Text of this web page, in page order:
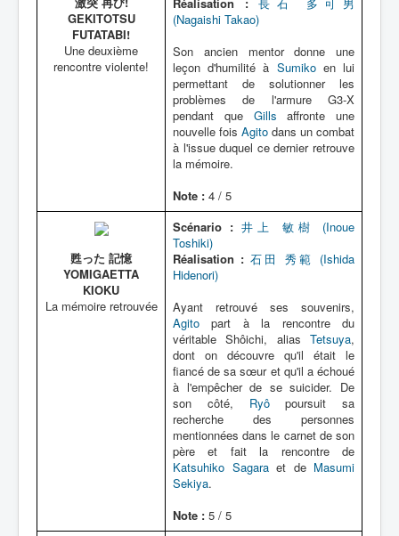
GEKITOTSU
FUTATABI!
Une deuxième
rencontre violente!
(Nagaishi Takao)
Son ancien mentor donne une
leçon d'humilité à Sumikoen lui
permettant de solutionner les
problèmes de l'armure G3-X
pendant que Gills affronte une
nouvelle fois Agito dans un combat
à l'issue duquel ce dernier retrouve
la mémoire.
Note : 4 / 5
甦った 記憶
YOMIGAETTA
KIOKU
La mémoire retrouvée
Scénario : 井上 敏樹 (Inoue
Toshiki)
Réalisation : 石田 秀範 (Ishida
Hidenori)
Ayant retrouvé ses souvenirs,
Agito part à la rencontre du
véritable Shôichi, alias Tetsuya,
dont on découvre qu'il était le
fiancé de sa sœur et qu'il a échoué
à l'empêcher de se suicider. De
son côté, Ryôpoursuit sa
recherche des personnes
mentionnées dans le carnet de son
père et fait la rencontre de
Katsuhiko Sagaraet de Masumi
Sekiya.
Note : 5 / 5